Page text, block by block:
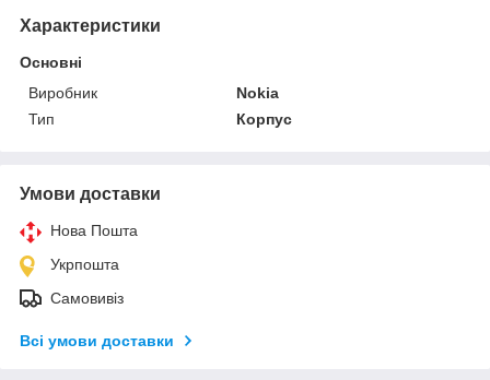
Характеристики
Основні
Виробник
Nokia
Тип
Корпус
Умови доставки
Нова Пошта
Укрпошта
Самовивіз
Всі умови доставки